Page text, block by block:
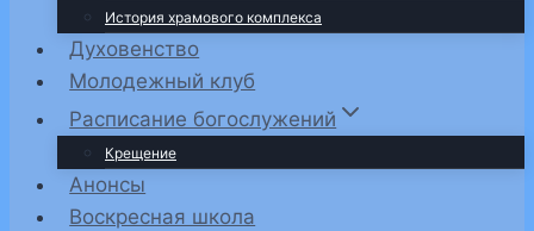
История храмового комплекса
Духовенство
Молодежный клуб
Расписание богослужений
Крещение
Анонсы
Воскресная школа